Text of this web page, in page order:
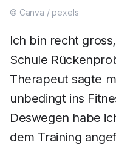
© Canva / pexels
Ich bin recht
Schule
Therapeut sagte
unbedingt ins
Deswegen habe
dem Training